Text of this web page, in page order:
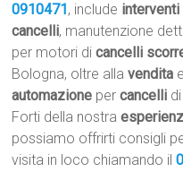
0910471 , include
cancelli, manutenzione
per motori dicancelli
Bologna, oltre allavendita e
automazione percancelli
Forti della nostra
possiamo offrirti consigli
visita in loco chiamando il